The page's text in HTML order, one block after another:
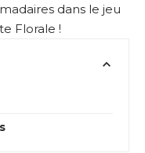
dans le jeu
Florale !